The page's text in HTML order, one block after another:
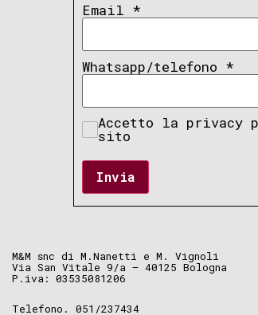
Email *
Whatsapp/telefono *
Accetto la privacy
sito
Invia
M&M snc di M.Nanetti e M. Vignoli
Via San Vitale 9/a – 40125 Bologna
P.iva: 03535081206
Telefono. 051/237434